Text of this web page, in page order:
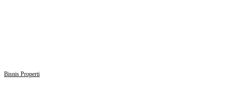
Bisnis Properti